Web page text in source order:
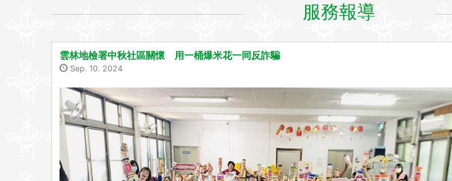
服務報導
雲林地檢署中秋社區關懷 用一桶爆米花一同反詐騙
Sep. 10. 2024